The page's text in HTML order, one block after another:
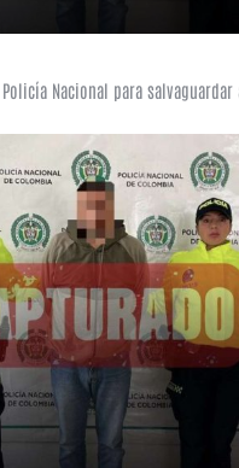
Nacional para salvaguardar